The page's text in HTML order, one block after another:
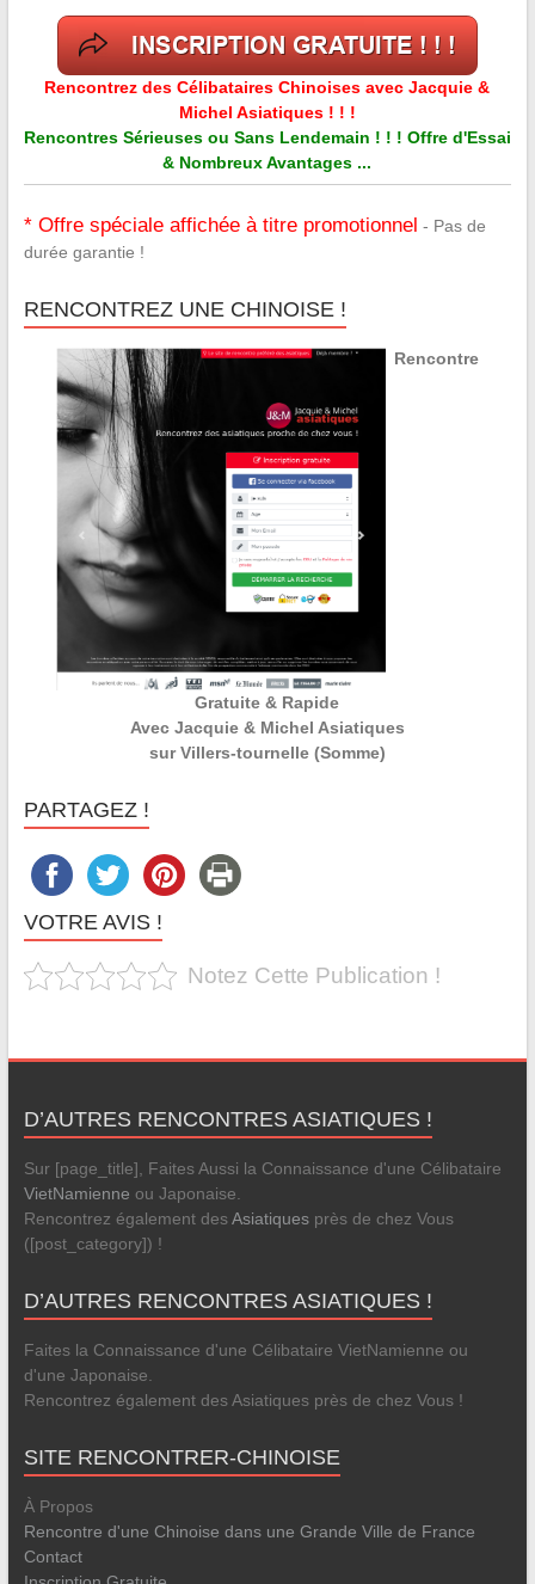
Rencontrez des Célibataires Chinoises avec Jacquie &
Michel Asiatiques ! ! !
Rencontres Sérieuses ou Sans Lendemain ! ! ! Offre d'Essai
& Nombreux Avantages ...
* Offre spéciale affichée à titre promotionnel - Pas de
durée garantie !
RENCONTREZ UNE CHINOISE !
Rencontre
Gratuite & Rapide
Avec Jacquie & Michel Asiatiques
sur Villers-tournelle (Somme)
PARTAGEZ !
VOTRE AVIS !
Notez Cette Publication !
D’AUTRES RENCONTRES ASIATIQUES !
Sur [page_title], Faites Aussi la Connaissance d'une Célibataire
VietNamienne ou Japonaise.
Rencontrez également desAsiatiquesprès de chez Vous
([post_category]) !
D’AUTRES RENCONTRES ASIATIQUES !
Faites la Connaissance d'une Célibataire VietNamienne ou
d'une Japonaise.
Rencontrez également des Asiatiques près de chez Vous !
SITE RENCONTRER-CHINOISE
À Propos
Rencontre d'une Chinoise dans une Grande Ville de France
Contact